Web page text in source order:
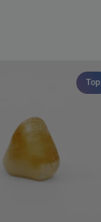
Top